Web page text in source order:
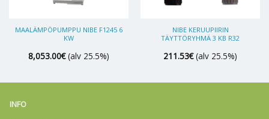
MAALÄMPÖPUMPPU NIBE F1245 6
KW
8,053.00€ (alv 25.5%)
NIBE KERUUPIIRIN
TÄYTTÖRYHMÄ 3 KB R32
211.53€ (alv 25.5%)
INFO